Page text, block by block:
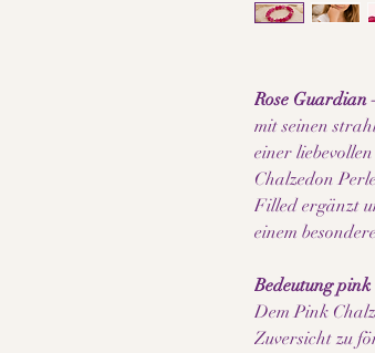
Rose
mit seinen
einer
Chalzedon
Filled ergänzt
einem
Bedeutung
Dem Pink
Zuversicht zu